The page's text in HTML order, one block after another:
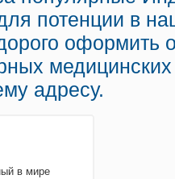
потенции в
оформить
адресу.
в мире